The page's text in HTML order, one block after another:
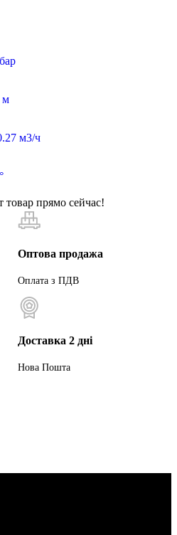
м
м3/ч
товар прямо сейчас!
Оптова продажа
Оплата з ПДВ
Доставка 2 дні
Нова Пошта